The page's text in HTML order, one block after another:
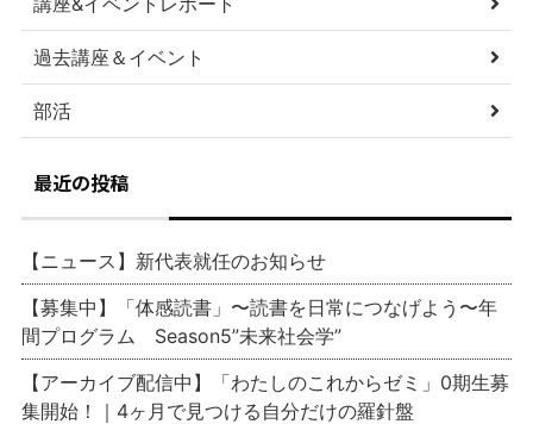
過去講座＆イベント
部活
最近の投稿
【ニュース】新代表就任のお知らせ
【募集中】「体感読書」〜読書を日常につなげよう〜年
間プログラム Season5”未来社会学”
【アーカイブ配信中】「わたしのこれからゼミ」0期生募
集開始！｜4ヶ月で見つける自分だけの羅針盤